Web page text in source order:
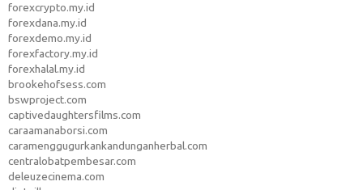
forexcrypto.my.id
forexdana.my.id
forexdemo.my.id
forexfactory.my.id
forexhalal.my.id
brookehofsess.com
bswproject.com
captivedaughtersfilms.com
caraamanaborsi.com
caramenggugurkankandunganherbal.com
centralobatpembesar.com
deleuzecinema.com